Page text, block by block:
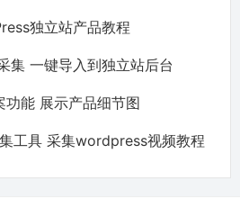
独立站产品教程
集 一键导入到独立站后台
能 展示产品细节图
工具 采集wordpress视频教程